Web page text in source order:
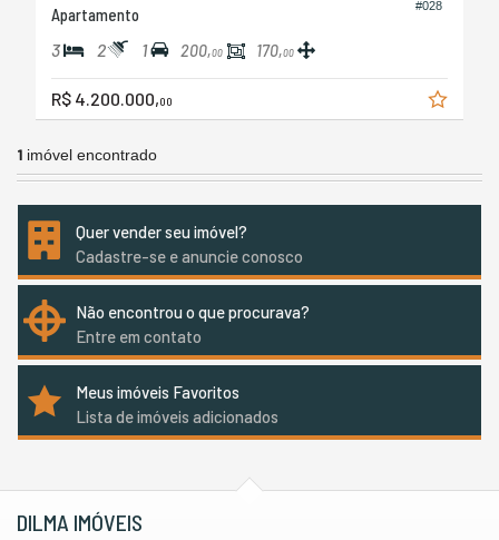
#028
Apartamento
3 2 1 200,00 170,00
R$ 4.200.000,00
1 imóvel encontrado
Quer vender seu imóvel?
Cadastre-se e anuncie conosco
Não encontrou o que procurava?
Entre em contato
Meus imóveis Favoritos
Lista de imóveis adicionados
DILMA IMÓVEIS